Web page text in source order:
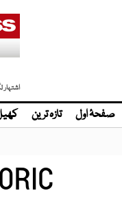
اشتہار
صفحۂ اول تازہ ترین